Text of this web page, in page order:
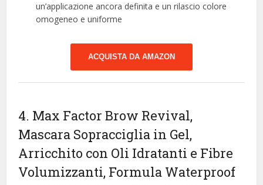
un’applicazione ancora definita e un rilascio colore
omogeneo e uniforme
ACQUISTA DA AMAZON
4. Max Factor Brow Revival,
Mascara Sopracciglia in Gel,
Arricchito con Oli Idratanti e Fibre
Volumizzanti, Formula Waterproof